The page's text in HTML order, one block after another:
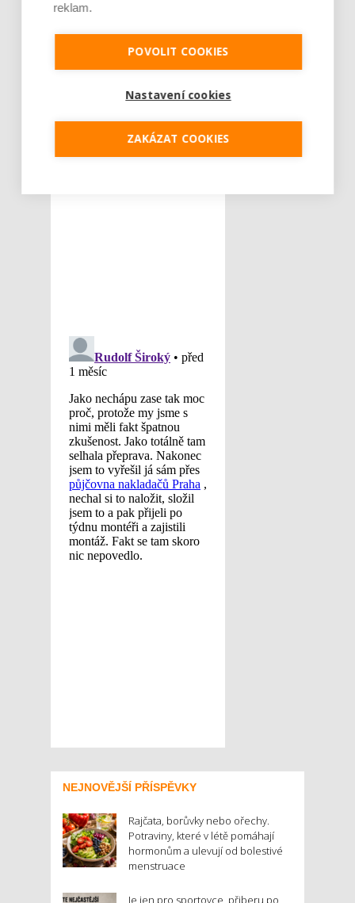
NEJNOVĚJŠÍ PŘÍSPĚVKY
Rajčata, borůvky nebo ořechy.
Potraviny, které v létě pomáhají
hormonům a ulevují od bolestivé
menstruace
Je jen pro sportovce, přiberu po
reklam.
POVOLIT COOKIES
Nastavení cookies
ZAKÁZAT COOKIES